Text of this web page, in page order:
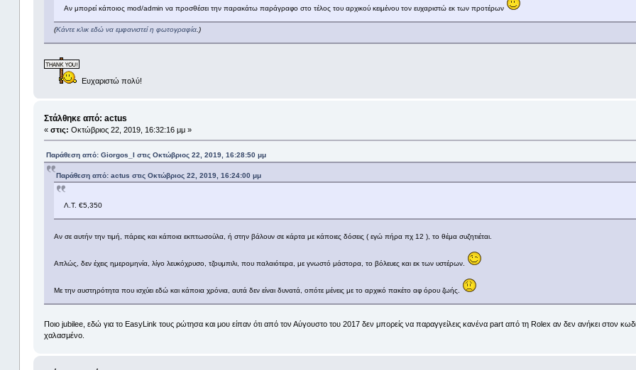
Αν μπορεί κάποιος mod/admin να προσθέσει την παρακάτω παράγραφο στο τέλος του αρχικού κειμένου τον ευχαριστώ εκ των προτέρων
(Κάντε κλικ εδώ να εμφανιστεί η φωτογραφία.)
Ευχαριστώ πολύ!
Στάλθηκε από: actus
« στις: Οκτώβριος 22, 2019, 16:32:16 μμ »
Παράθεση από: Giorgos_I στις Οκτώβριος 22, 2019, 16:28:50 μμ
Παράθεση από: actus στις Οκτώβριος 22, 2019, 16:24:00 μμ
Λ.Τ. €5,350
Αν σε αυτήν την τιμή, πάρεις και κάποια εκπτωσούλα, ή στην βάλουν σε κάρτα με κάποιες δόσεις ( εγώ πήρα πχ 12 ), το θέμα συζητιέται.
Απλώς, δεν έχεις ημερομηνία, λίγο λευκόχρυσο, τζουμπιλι, που παλαιότερα, με γνωστό μάστορα, το βόλευες και εκ των υστέρων.
Με την αυστηρότητα που ισχύει εδώ και κάποια χρόνια, αυτά δεν είναι δυνατά, οπότε μένεις με το αρχικό πακέτο αφ όρου ζωής.
Ποιο jubilee, εδώ για το EasyLink τους ρώτησα και μου είπαν ότι από τον Αύγουστο του 2017 δεν μπορείς να παραγγείλεις κανένα part από τη Rolex αν δεν ανήκει στον
χαλασμένο.